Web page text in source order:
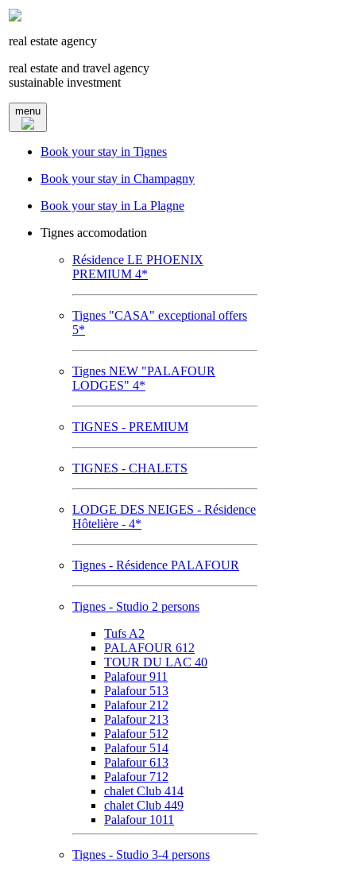
real estate agency
real estate and travel agency
sustainable investment
menu
Book your stay in Tignes
Book your stay in Champagny
Book your stay in La Plagne
Tignes accomodation
Résidence LE PHOENIX
PREMIUM 4*
Tignes "CASA" exceptional offers
5*
Tignes NEW "PALAFOUR
LODGES" 4*
TIGNES - PREMIUM
TIGNES - CHALETS
LODGE DES NEIGES - Résidence
Hôtelière - 4*
Tignes - Résidence PALAFOUR
Tignes - Studio 2 persons
Tufs A2
PALAFOUR 612
TOUR DU LAC 40
Palafour 911
Palafour 513
Palafour 212
Palafour 213
Palafour 512
Palafour 514
Palafour 613
Palafour 712
chalet Club 414
chalet Club 449
Palafour 1011
Tignes - Studio 3-4 persons